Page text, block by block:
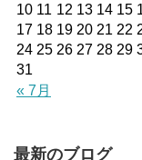
« 7月
10 11 12 13 14 15
17 18 19 20 21 22
24 25 26 27 28 29
31
最新のブログ